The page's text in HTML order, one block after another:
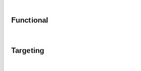
Functional
Targeting